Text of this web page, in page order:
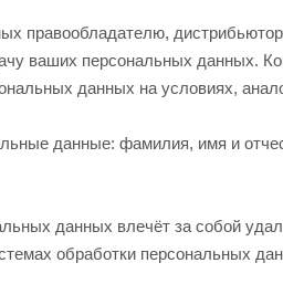
правообладателю,
ваших персональных
данных на условиях,
данные: фамилия, имя и
данных влечёт за собой
обработки